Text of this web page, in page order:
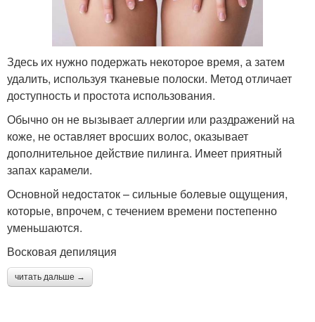
Здесь их нужно подержать некоторое время, а затем
удалить, используя тканевые полоски. Метод отличает
доступность и простота использования.
Обычно он не вызывает аллергии или раздражений на
коже, не оставляет вросших волос, оказывает
дополнительное действие пилинга. Имеет приятный
запах карамели.
Основной недостаток – сильные болевые ощущения,
которые, впрочем, с течением времени постепенно
уменьшаются.
Восковая депиляция
читать дальше →